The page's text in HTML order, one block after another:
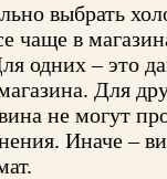
выбрать
чаще в
одних – это
Для
не могут
Иначе –